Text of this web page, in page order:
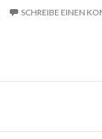
SCHREIBE EINEN